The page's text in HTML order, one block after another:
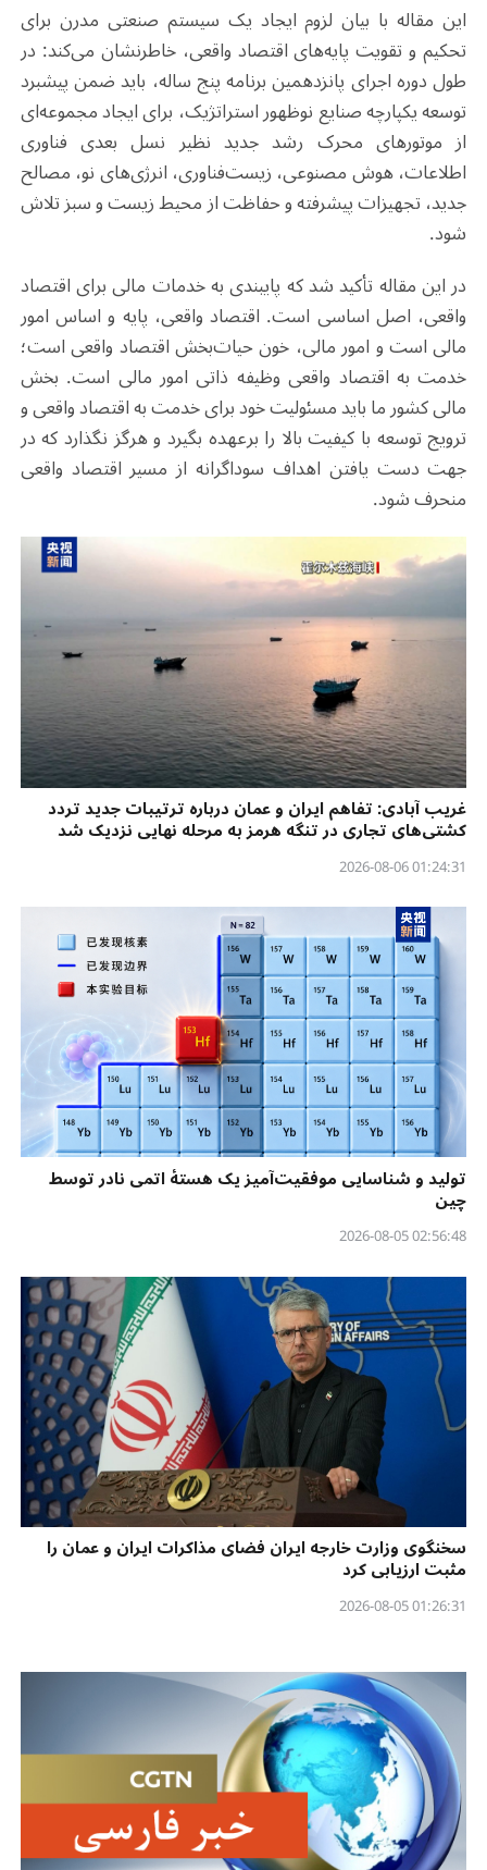
این مقاله با بیان لزوم ایجاد یک سیستم صنعتی مدرن برای
تحکیم و تقویت پایه‌های اقتصاد واقعی، خاطرنشان می‌کند: در
طول دوره اجرای پانزدهمین برنامه پنج ساله، باید ضمن پیشبرد
توسعه یکپارچه صنایع نوظهور استراتژیک، برای ایجاد مجموعه‌ای
از موتورهای محرک رشد جدید نظیر نسل‌ بعدی فناوری
اطلاعات، هوش مصنوعی، زیست‌فناوری، انرژی‌های نو، مصالح
جدید، تجهیزات پیشرفته و حفاظت از محیط زیست و سبز تلاش
شود.
در این مقاله تأکید شد که پایبندی به خدمات مالی برای اقتصاد
واقعی، اصل اساسی است. اقتصاد واقعی، پایه و اساس امور
مالی است و امور مالی، خون حیات‌بخش اقتصاد واقعی است؛
خدمت به اقتصاد واقعی وظیفه ذاتی امور مالی است. بخش
مالی کشور ما باید مسئولیت خود برای خدمت به اقتصاد واقعی و
ترویج توسعه با کیفیت بالا را برعهده بگیرد و هرگز نگذارد که در
جهت دست یافتن اهداف سوداگرانه از مسیر اقتصاد واقعی
منحرف شود.
غریب آبادی: تفاهم ایران و عمان درباره ترتیبات جدید تردد
کشتی‌های تجاری در تنگه هرمز به مرحله نهایی نزدیک شد
01:24:31 2026-08-06
تولید و شناسایی موفقیت‌آمیز یک هستهٔ اتمی نادر توسط
چین
02:56:48 2026-08-05
سخنگوی وزارت خارجه ایران فضای مذاکرات ایران و عمان را
مثبت ارزیابی کرد
01:26:31 2026-08-05